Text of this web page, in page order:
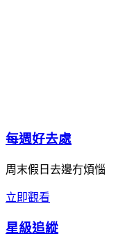
每週好去處
周末假日去邊冇煩惱
立即觀看
星級追縱